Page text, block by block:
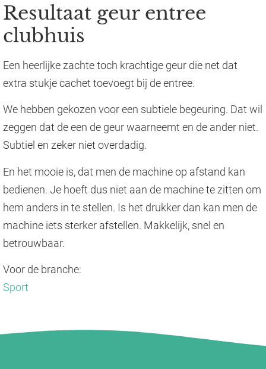
Resultaat geur entree
clubhuis
Een heerlijke zachte toch krachtige geur die net dat
extra stukje cachet toevoegt bij de entree.
We hebben gekozen voor een subtiele begeuring. Dat wil
zeggen dat de een de geur waarneemt en de ander niet.
Subtiel en zeker niet overdadig.
En het mooie is, dat men de machine op afstand kan
bedienen. Je hoeft dus niet aan de machine te zitten om
hem anders in te stellen. Is het drukker dan kan men de
machine iets sterker afstellen. Makkelijk, snel en
betrouwbaar.
Voor de branche:
Sport